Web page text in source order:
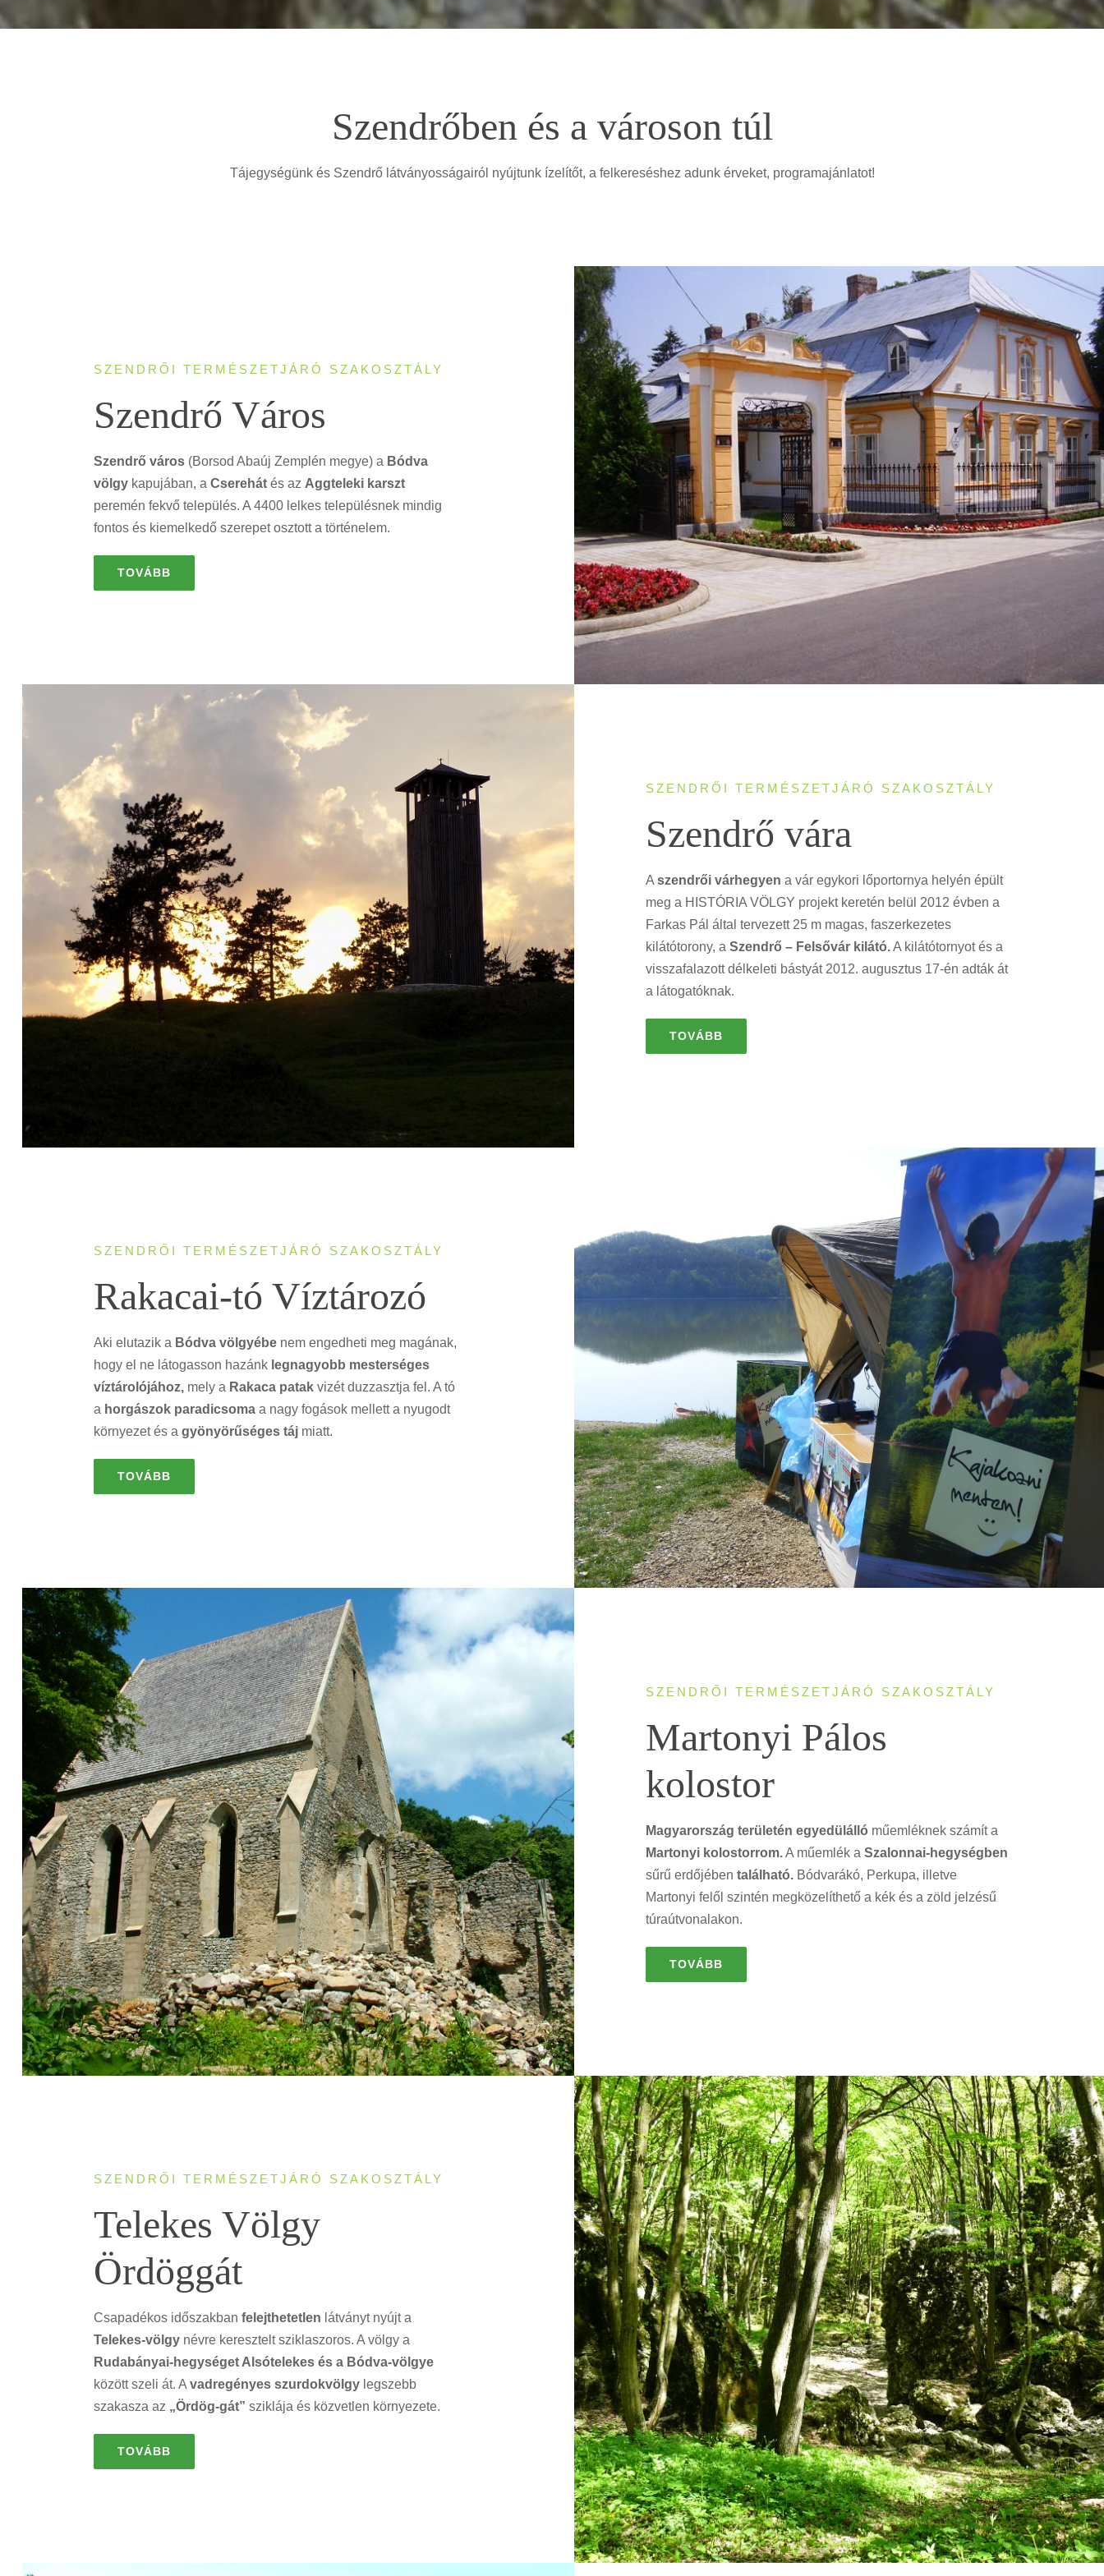
Szendrőben és a városon túl
Tájegységünk és Szendrő látványosságairól nyújtunk ízelítőt, a felkereséshez adunk érveket, programajánlatot!
SZENDRŐI TERMÉSZETJÁRÓ SZAKOSZTÁLY
Szendrő Város
Szendrő város (Borsod Abaúj Zemplén megye) a Bódva
völgy kapujában, aCserehát és az Aggteleki karszt
peremén fekvő település. A 4400 lelkes településnek mindig
fontos és kiemelkedő szerepet osztott a történelem.
TOVÁBB
SZENDRŐI TERMÉSZETJÁRÓ SZAKOSZTÁLY
Szendrő vára
Aszendrői várhegyen a vár egykori lőportornya helyén épült
meg a HISTÓRIA VÖLGY projekt keretén belül 2012 évben a
Farkas Pál által tervezett 25 m magas, faszerkezetes
kilátótorony, aSzendrő – Felsővár kilátó.A kilátótornyot és a
visszafalazott délkeleti bástyát 2012. augusztus 17-én adták át
a látogatóknak.
TOVÁBB
SZENDRŐI TERMÉSZETJÁRÓ SZAKOSZTÁLY
Rakacai-tó Víztározó
Aki elutazik a Bódva völgyébe nem engedheti meg magának,
hogy el ne látogasson hazánk legnagyobb mesterséges
víztárolójához, mely a Rakaca patak vizét duzzasztja fel. A tó
a horgászok paradicsoma a nagy fogások mellett a nyugodt
környezet és agyönyörűséges táj miatt.
TOVÁBB
SZENDRŐI TERMÉSZETJÁRÓ SZAKOSZTÁLY
Martonyi Pálos
kolostor
Magyarország területén egyedülálló műemléknek számít a
Martonyi kolostorrom.A műemlék aSzalonnai-hegységben
sűrű erdőjébentalálható. Bódvarákó, Perkupa, illetve
Martonyi felől szintén megközelíthető a kék és a zöld jelzésű
túraútvonalakon.
TOVÁBB
SZENDRŐI TERMÉSZETJÁRÓ SZAKOSZTÁLY
Telekes Völgy
Ördöggát
Csapadékos időszakbanfelejthetetlen látványt nyújt a
Telekes-völgy névre keresztelt sziklaszoros. A völgy a
Rudabányai-hegységet Alsótelekes és a Bódva-völgye
között szeli át. Avadregényes szurdokvölgy legszebb
szakasza az „Ördög-gát” sziklája és közvetlen környezete.
TOVÁBB